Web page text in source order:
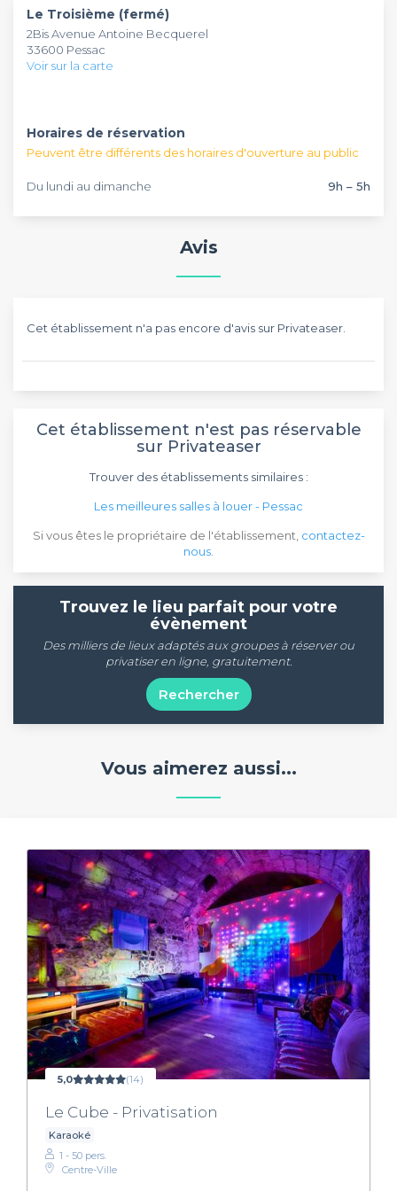
service. Suivant votre standard, une équipe événementielle
vous accompagnera pour que vos échanges se déroulent
sans aucun problème. Compétente et habituée, elle vous
comblera par son savoir-faire. Plusieurs équipements sont
vos séminaires. Sur demande, vous pouvez rejoindre cette
adresse tous les jours. Pour obtenir de plus amples
informations ou effectuer vos réservations, n’hésitez pas à
faire appel à Privateaser.
Le Troisième (fermé)
2Bis Avenue Antoine Becquerel
33600 Pessac
Voir sur la carte
Horaires de réservation
Peuvent être différents des horaires d'ouverture au public
Du lundi au dimanche 9h – 5h
Avis
Cet établissement n'a pas encore d'avis sur Privateaser.
Cet établissement n'est pas réservable
sur Privateaser
Trouver des établissements similaires :
Les meilleures salles à louer - Pessac
Si vous êtes le propriétaire de l'établissement, contactez-
nous
Trouvez le lieu parfait pour votre
évènement
Des milliers de lieux adaptés aux groupes à réserver ou
privatiser en ligne, gratuitement.
Rechercher
Vous aimerez aussi...
5,0 (14)
Le Cube - Privatisation
Karaoké
1 - 50 pers.
Centre-Ville